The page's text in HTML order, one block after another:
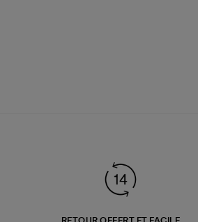
RETOUR OFFERT ET FACILE